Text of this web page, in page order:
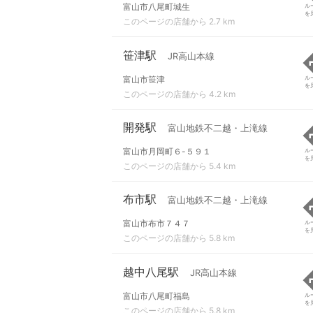
富山市八尾町城生
このページの店舗から 2.7 km
ル
を
笹津駅 JR高山本線
富山市笹津
このページの店舗から 4.2 km
ル
を
開発駅 富山地鉄不二越・上滝線
富山市月岡町６-５９１
このページの店舗から 5.4 km
ル
を
布市駅 富山地鉄不二越・上滝線
富山市布市７４７
このページの店舗から 5.8 km
ル
を
越中八尾駅 JR高山本線
富山市八尾町福島
このページの店舗から 5.8 km
ル
を